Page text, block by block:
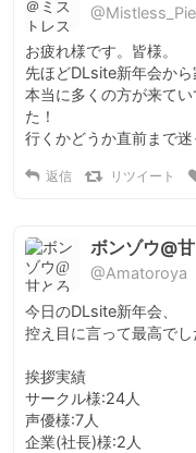
お疲れ様です。皆様。
先ほどDLsite新年会から
本当に多くの方が来て
た！
行くかどうか直前まで
返信 リツイート
ボンゾウ@
@Amatoroya
今日のDLsite新年会、
控え目に言って最高でし
挨拶実績
サークル様:24人
声優様:7人
企業(社長)様:2人